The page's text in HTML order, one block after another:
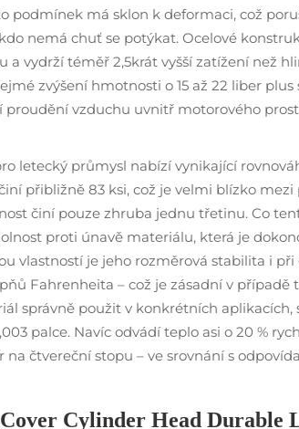
podmínek má sklon k deformaci, což
nemá chuť se potýkat. Ocelové
a vydrží téměř 2,5krát vyšší zatížení než
zvýšení hmotnosti o 15 až 22 liber
proudění vzduchu uvnitř motorového
letecký průmysl nabízí vynikající
přibližně 83 ksi, což je velmi blízko mezi
činí pouze zhruba jednu třetinu. Co
proti únavě materiálu, která je
vlastností je jeho rozměrová stabilita i
Fahrenheita – což je zásadní v případě
správně použit v konkrétních
palce. Navíc odvádí teplo asi o 20 %
na čtvereční stopu – ve srovnání s